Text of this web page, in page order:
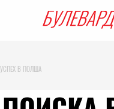
В ПОЛША